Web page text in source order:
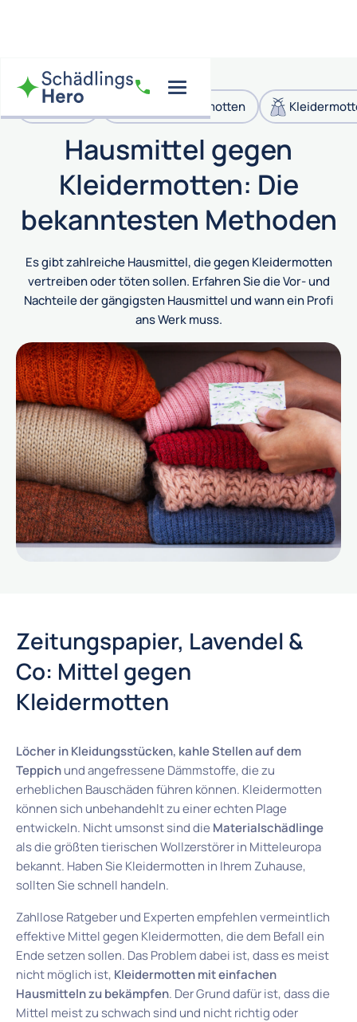
Motten Lebensmittelmotten
Hausmittel gegen
Kleidermotten: Die
bekanntesten Methoden
Es gibt zahlreiche Hausmittel, die gegen Kleidermotten
vertreiben oder töten sollen. Erfahren Sie die Vor- und
Nachteile der gängigsten Hausmittel und wann ein Profi
ans Werk muss.
Zeitungspapier, Lavendel &
Co: Mittel gegen
Kleidermotten
Löcher in Kleidungsstücken, kahle Stellen auf dem
Teppichund angefressene Dämmstoffe, die zu
erheblichen Bauschäden führen können. Kleidermotten
können sich unbehandehlt zu einer echten Plage
entwickeln. Nicht umsonst sind die Materialschädlinge
als die größten tierischen Wollzerstörer in Mitteleuropa
bekannt. Haben Sie Kleidermotten in Ihrem Zuhause,
sollten Sie schnell handeln.
Zahllose Ratgeber und Experten empfehlen vermeintlich
effektive Mittel gegen Kleidermotten, die dem Befall ein
Ende setzen sollen. Das Problem dabei ist, dass es meist
nicht möglich ist, Kleidermotten mit einfachen
Hausmitteln zu bekämpfen. Der Grund dafür ist, dass die
Mittel meist zu schwach sind und nicht richtig oder